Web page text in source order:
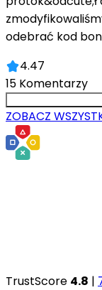
odebrać kod
4.47
15 Komentarzy
ZOBACZ
TrustScore 4.8 |